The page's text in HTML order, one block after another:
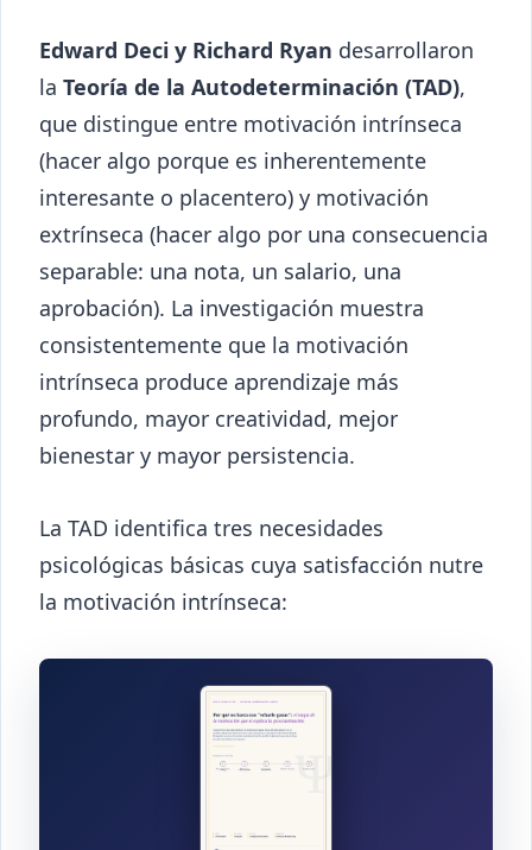
Edward Deci y Richard Ryan desarrollaron
la Teoría de la Autodeterminación (TAD),
que distingue entre motivación intrínseca
(hacer algo porque es inherentemente
interesante o placentero) y motivación
extrínseca (hacer algo por una consecuencia
separable: una nota, un salario, una
aprobación). La investigación muestra
consistentemente que la motivación
intrínseca produce aprendizaje más
profundo, mayor creatividad, mejor
bienestar y mayor persistencia.
La TAD identifica tres necesidades
psicológicas básicas cuya satisfacción nutre
la motivación intrínseca: